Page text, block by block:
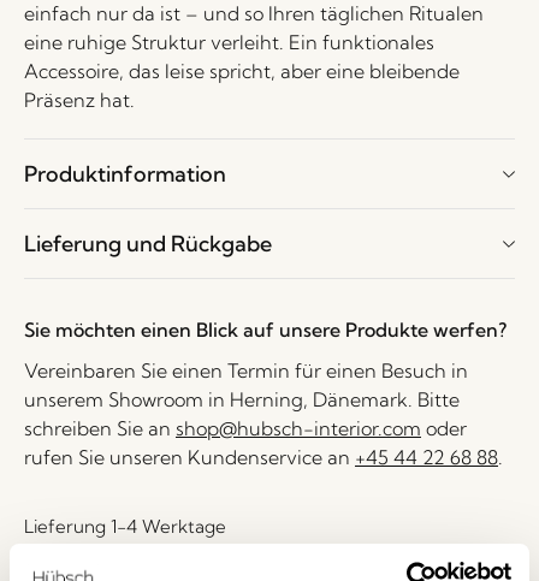
einfach nur da ist – und so Ihren täglichen Ritualen
eine ruhige Struktur verleiht. Ein funktionales
Accessoire, das leise spricht, aber eine bleibende
Präsenz hat.
Produktinformation
Lieferung und Rückgabe
Sie möchten einen Blick auf unsere Produkte werfen?
Vereinbaren Sie einen Termin für einen Besuch in
unserem Showroom in Herning, Dänemark. Bitte
schreiben Sie an shop@hubsch-interior.com oder
rufen Sie unseren Kundenservice an +45 44 22 68 88.
Lieferung 1-4 Werktage